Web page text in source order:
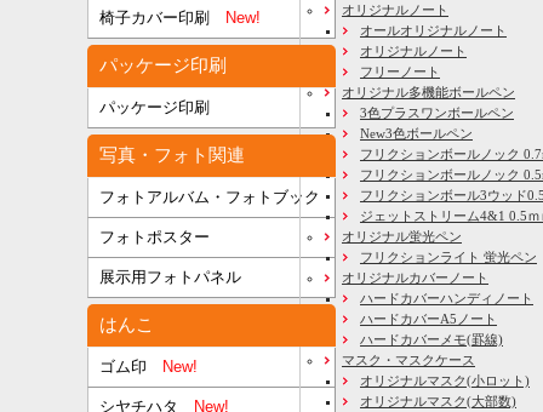
椅子カバー印刷 New!
パッケージ印刷
パッケージ印刷
写真・フォト関連
フォトアルバム・フォトブック
フォトポスター
展示用フォトパネル
はんこ
ゴム印 New!
シヤチハタ New!
オリジナルノート
オールオリジナルノート
オリジナルノート
フリーノート
オリジナル多機能ボールペン
3色プラスワンボールペン
New3色ボールペン
フリクションボールノック
フリクションボールノック
フリクションボール3ウッド
ジェットストリーム4&1 0.5ｍ
オリジナル蛍光ペン
フリクションライト 蛍光ペン
オリジナルカバーノート
ハードカバーハンディノート
ハードカバーA5ノート
ハードカバーメモ(罫線)
マスク・マスクケース
オリジナルマスク(小ロット)
オリジナルマスク(大部数)